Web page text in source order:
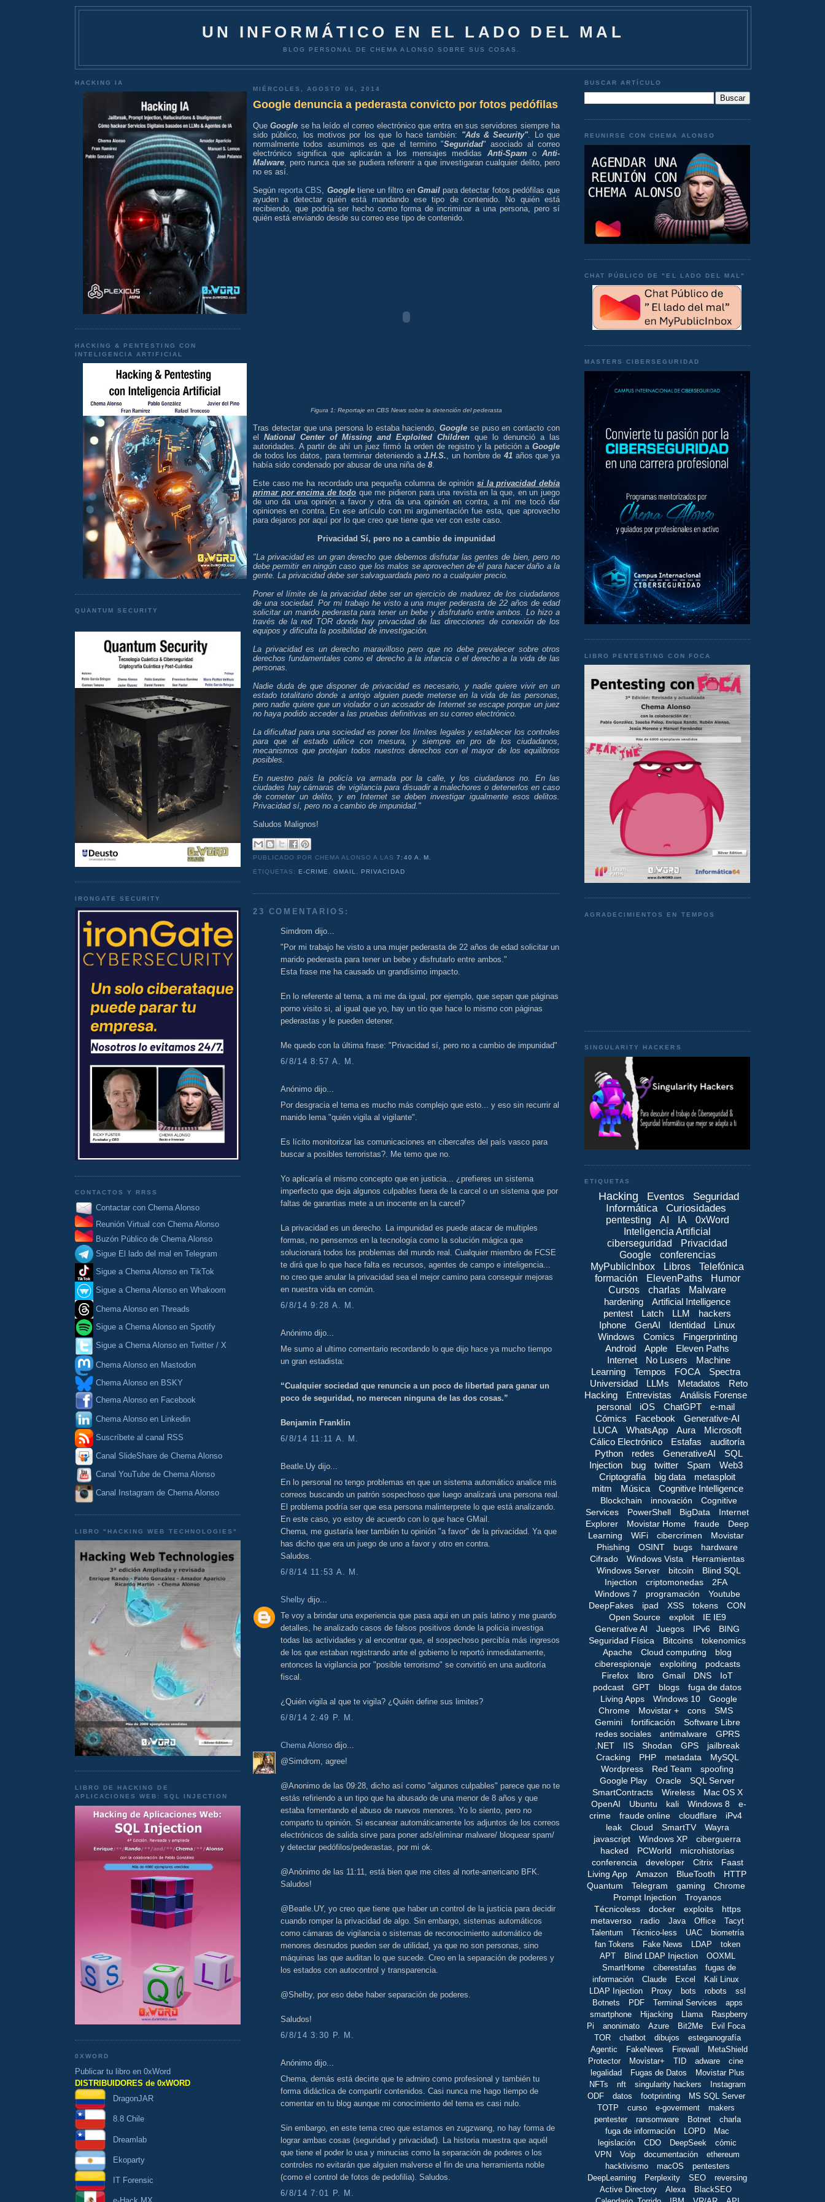
UN INFORMÁTICO EN EL LADO DEL MAL
BLOG PERSONAL DE CHEMA ALONSO SOBRE SUS COSAS.
HACKING IA
HACKING & PENTESTING CON
INTELIGENCIA ARTIFICIAL
QUANTUM SECURITY
IRONGATE SECURITY
CONTACTOS Y RRSS
Contactar con Chema Alonso
Reunión Virtual con Chema Alonso
Buzón Público de Chema Alonso
Sigue El lado del mal en Telegram
Sigue a Chema Alonso en TikTok
Sigue a Chema Alonso en Whakoom
Chema Alonso en Threads
Sigue a Chema Alonso en Spotify
Sigue a Chema Alonso en Twitter / X
Chema Alonso en Mastodon
Chema Alonso en BSKY
Chema Alonso en Facebook
Chema Alonso en Linkedin
Suscríbete al canal RSS
Canal SlideShare de Chema Alonso
Canal YouTube de Chema Alonso
Canal Instagram de Chema Alonso
LIBRO "HACKING WEB TECHNOLOGIES"
LIBRO DE HACKING DE
APLICACIONES WEB: SQL INJECTION
0XWORD
Publicar tu libro en 0xWord
DISTRIBUIDORES de 0xWORD
DragonJAR
8.8 Chile
Dreamlab
Ekoparty
IT Forensic
MIÉRCOLES, AGOSTO 06, 2014
Google denuncia a pederasta convicto por fotos pedófilas
QueGoogle se ha leído el correo electrónico que entra en sus servidores siempre ha
sido público, los motivos por los que lo hace también: "Ads & Security". Lo que
normalmente todos asumimos es que el termino "Seguridad" asociado al correo
electrónico significa que aplicarán a los mensajes medidas Anti-Spam oAnti-
Malware , pero nunca que se pudiera refererir a que investigaran cualquier delito, pero
no es así.
Según reporta CBS Googletiene un filtro en Gmailpara detectar fotos pedófilas que
ayuden a detectar quién está mandando ese tipo de contenido. No quién está
recibiendo, que podría ser hecho como forma de incriminar a una persona, pero sí
quién está enviando desde su correo ese tipo de contenido.
Figura 1: Reportaje en CBS News sobre la detención del pederasta
Tras detectar que una persona lo estaba haciendo,Google se puso en contacto con
el National Center of Missing and Exploited Children que lo denunció a las
autoridades. A partir de ahí un juez firmó la orden de registro y la petición a Google
de todos los datos, para terminar deteniendo aJ.H.S. , un hombre de41 años que ya
había sido condenado por abusar de una niña de 8.
Este caso me ha recordado una pequeña columna de opinión si la privacidad debía
primar por encima de todo que me pidieron para una revista en la que, en un juego
de uno da una opinión a favor y otra da una opinión en contra, a mí me tocó dar
opiniones en contra. En ese artículo con mi argumentación fue esta, que aprovecho
para dejaros por aquí por lo que creo que tiene que ver con este caso.
Privacidad Sí, pero no a cambio de impunidad
"La privacidad es un gran derecho que debemos disfrutar las gentes de bien, pero no
debe permitir en ningún caso que los malos se aprovechen de él para hacer daño a la
gente. La privacidad debe ser salvaguardada pero no a cualquier precio.
Poner el límite de la privacidad debe ser un ejercicio de madurez de los ciudadanos
de una sociedad. Por mi trabajo he visto a una mujer pederasta de 22 años de edad
solicitar un marido pederasta para tener un bebe y disfrutarlo entre ambos. Lo hizo a
través de la red TOR donde hay privacidad de las direcciones de conexión de los
equipos y dificulta la posibilidad de investigación.
La privacidad es un derecho maravilloso pero que no debe prevalecer sobre otros
derechos fundamentales como el derecho a la infancia o el derecho a la vida de las
personas.
Nadie duda de que disponer de privacidad es necesario, y nadie quiere vivir en un
estado totalitario donde a antojo alguien puede meterse en la vida de las personas,
pero nadie quiere que un violador o un acosador de Internet se escape porque un juez
no haya podido acceder a las pruebas definitivas en su correo electrónico.
La dificultad para una sociedad es poner los límites legales y establecer los controles
para que el estado utilice con mesura, y siempre en pro de los ciudadanos,
mecanismos que protejan todos nuestros derechos con el mayor de los equilibrios
posibles.
En nuestro país la policía va armada por la calle, y los ciudadanos no. En las
ciudades hay cámaras de vigilancia para disuadir a malechores o detenerlos en caso
de cometer un delito, y en Internet se deben investigar igualmente esos delitos.
Privacidad sí, pero no a cambio de impunidad."
Saludos Malignos!
PUBLICADO POR CHEMA ALONSOA LAS7:40 A. M.
ETIQUETAS: E-CRIME,GMAIL, PRIVACIDAD
23 COMENTARIOS:
Simdrom dijo...
"Por mi trabajo he visto a una mujer pederasta de 22 años de edad solicitar un
marido pederasta para tener un bebe y disfrutarlo entre ambos."
Esta frase me ha causado un grandísimo impacto.
En lo referente al tema, a mi me da igual, por ejemplo, que sepan que páginas
porno visito si, al igual que yo, hay un tío que hace lo mismo con páginas
pederastas y le pueden detener.
Me quedo con la última frase: "Privacidad sí, pero no a cambio de impunidad"
6/8/14 8:57 A. M.
Anónimo dijo...
Por desgracia el tema es mucho más complejo que esto... y eso sin recurrir al
manido lema "quién vigila al vigilante".
Es lícito monitorizar las comunicaciones en cibercafes del país vasco para
buscar a posibles terroristas?. Me temo que no.
Yo aplicaría el mismo concepto que en justicia... ¿prefieres un sistema
imperfecto que deja algunos culpables fuera de la carcel o un sistema que por
faltas de garantias mete a un inocente en la carcel?
La privacidad es un derecho. La impunidad es puede atacar de multiples
formas, no pensemos en la tecnología como la solución mágica que
solucionará todos los problemas del mundo real. Cualquier miembro de FCSE
te dirá que lo que hace falta es recursos, agentes de campo e inteligencia...
no creo que anular la privacidad sea el mejor camino para conseguir mejoras
en nuestra vida en común.
6/8/14 9:28 A. M.
Anónimo dijo...
Me sumo al ultimo comentario recordando lo que dijo hace ya mucho tiempo
un gran estadista:
“Cualquier sociedad que renuncie a un poco de libertad para ganar un
poco de seguridad, no merecen ninguna de las dos cosas.”
Benjamin Franklin
6/8/14 11:11 A. M.
Beatle.Uy dijo...
En lo personal no tengo problemas en que un sistema automático analice mis
correos buscando un patrón sospechoso que luego analizará una persona real.
El problema podría ser que esa persona malinterprete lo que está analizando.
En este caso, yo estoy de acuerdo con lo que hace GMail.
Chema, me gustaría leer también tu opinión "a favor" de la privacidad. Ya que
has dicho que era un juego de uno a favor y otro en contra.
Saludos.
6/8/14 11:53 A. M.
Shelby dijo...
Te voy a brindar una experiencia que pasa aqui en un país latino y me guardo
detalles, he analizado casos de falsos positivos donde la policia investiga
todas las actividades y al encontrar que, el sospechoso percibía más ingresos
de los que estaban registrando ante el gobierno lo reportó inmediatamente,
entonces la vigilancia por "posible terrorismo" se convirtió en una auditoría
fiscal.
¿Quién vigila al que te vigila? ¿Quién define sus limites?
6/8/14 2:49 P. M.
Chema Alonso dijo...
@Simdrom, agree!
@Anonimo de las 09:28, dicho así como "algunos culpables" parece que no te
estás refiriendo a un tipo que ha abusado de una menor de 8 años y que
estaba fomentando el abuso de nuevos menores. Yo lo siento, pero no
comparto tu opinión. Si escanear automáticamente los adjuntos de los correos
electrónicos de salida sirve para poner ads/eliminar malware/ bloquear spam/
y detectar pedófilos/pederastas, por mi ok.
@Anónimo de las 11:11, está bien que me cites al norte-americano BFK.
Saludos!
@Beatle.UY, yo creo que tiene que haber un control de la justicia para decidir
cuando romper la privacidad de algo. Sin embargo, sistemas automáticos
como cámaras de vigilancia o sistemas de reconocimiento automático de
menores desnudos pueden ser de utilidad, ya que no son personas, sino
máquinas las que auditan lo que sucede. Creo en la separación de poderes y
los estados con autocontrol y transparencia.
@Shelby, por eso debe haber separación de poderes.
Saludos!
6/8/14 3:30 P. M.
Anónimo dijo...
Chema, demás está decirte que te admiro como profesional y también tu
forma didáctica de compartir contenidos. Casi nunca me hago tiempo de
comentar en tu blog aunque mi conocimiento del tema es casi nulo.
Sin embargo, en este tema creo que estamos en zugzwang, no hay forma de
lograr ambas cosas (seguridad y privacidad). La historia muestra que aquél
que tiene el poder lo usa y minucias como la separación de poderes o los
controles no evitarán que alguien malverse el fin de una herramienta noble
(como el control de fotos de pedofilia). Saludos.
6/8/14 7:01 P. M.
BUSCAR ARTÍCULO
REUNIRSE CON CHEMA ALONSO
CHAT PÚBLICO DE "EL LADO DEL MAL"
MASTERS CIBERSEGURIDAD
LIBRO PENTESTING CON FOCA
AGRADECIMIENTOS EN TEMPOS
SINGULARITY HACKERS
ETIQUETAS
Hacking Eventos
Seguridad
Informática
Curiosidades
pentesting AI IA
0xWord
Inteligencia Artificial
ciberseguridad
Privacidad
Google
conferencias
MyPublicInbox
Libros
Telefónica
formación
ElevenPaths
Humor
Cursos
charlas
Malware
hardening
Artificial Intelligence
pentest
Latch LLM
hackers
Iphone
GenAI Identidad
Linux
Windows
Comics
Fingerprinting
Android
Apple
Eleven Paths
Internet
No Lusers
Machine
Learning
Tempos FOCA
Spectra
Universidad
LLMs Metadatos
Reto
Hacking
Entrevistas
Análisis Forense
personal
iOS ChatGPT
e-mail
Cómics
Facebook
Generative-AI
LUCA
WhatsApp Aura
Microsoft
Cálico Electrónico
Estafas
auditoría
Python
redes GenerativeAI
SQL
Injection
bug twitter Spam
Web3
Criptografía
big data
metasploit
mitm
Música Cognitive Intelligence
Blockchain innovación
Cognitive
Services
PowerShell BigData
Internet
Explorer
Movistar Home fraude
Deep
Learning
WiFi cibercrimen
Movistar
Phishing
OSINT bugs
hardware
Cifrado
Windows Vista
Herramientas
Windows Server
bitcoin
Blind SQL
Injection
criptomonedas
2FA
Windows 7
programación
Youtube
DeepFakes
ipad XSS tokens
CON
Open Source
exploit
IE IE9
Generative AI
Juegos IPv6
BING
Seguridad Física
Bitcoins
tokenomics
Apache
Cloud computing
blog
ciberespionaje
exploiting
podcasts
Firefox
libro Gmail DNS
IoT
podcast
GPT blogs
fuga de datos
Living Apps
Windows 10
Google
Chrome
Movistar + cons
SMS
Gemini
fortificación
Software Libre
redes sociales
antimalware
GPRS
.NET
IIS Shodan GPS
jailbreak
Cracking
PHP metadata
MySQL
Wordpress
Red Team
spoofing
Google Play
Oracle
SQL Server
SmartContracts
Wireless
Mac OS X
OpenAI
Ubuntu kali Windows 8
e-
crime
fraude online cloudflare
iPv4
leak
Cloud SmartTV
Wayra
javascript
Windows XP
ciberguerra
hacked
PCWorld
microhistorias
conferencia
developer Citrix
Faast
Living App
Amazon BlueTooth
HTTP
Quantum
Telegram gaming
Chrome
Prompt Injection
Troyanos
Técnicoless
docker exploits
https
metaverso
radio Java Office
Tacyt
Talentum
Técnico-less UAC
biometría
fan Tokens
Fake News LDAP
token
APT
Blind LDAP Injection
OOXML
SmartHome
ciberestafas
fugas de
información
Claude Excel
Kali Linux
LDAP Injection
Proxy bots robots
ssl
Botnets
PDF Terminal Services
apps
smartphone
Hijacking Llama
Raspberry
Pi
anonimato Azure Bit2Me
Evil Foca
TOR
chatbot dibujos
esteganografía
Agentic
FakeNews Firewall
MetaShield
Protector
Movistar+ TID adware
cine
legalidad
Fugas de Datos
Movistar Plus
NFTs
nft singularity hackers
Instagram
ODF
datos footprinting
MS SQL Server
TOTP
curso e-goverment
makers
pentester
ransomware Botnet
charla
fuga de información
LOPD
Mac
legislación
CDO DeepSeek
cómic
VPN
Voip documentación
ethereum
hacktivismo
macOS
pentesters
DeepLearning
Perplexity SEO
reversing
Active Directory
Alexa
BlackSEO